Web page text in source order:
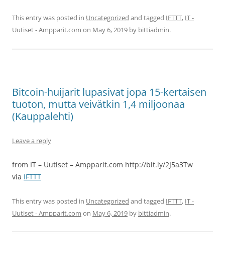
This entry was posted in Uncategorized and tagged IFTTT, IT -
Uutiset - Ampparit.com on May 6, 2019 by bittiadmin.
Bitcoin-huijarit lupasivat jopa 15-kertaisen
tuoton, mutta veivätkin 1,4 miljoonaa
(Kauppalehti)
Leave a reply
from IT – Uutiset – Ampparit.com http://bit.ly/2J5a3Tw
via IFTTT
This entry was posted in Uncategorized and tagged IFTTT, IT -
Uutiset - Ampparit.com on May 6, 2019 by bittiadmin.